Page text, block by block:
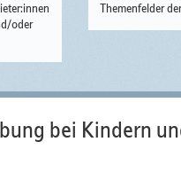
oder
Themenfelder
bei Kindern